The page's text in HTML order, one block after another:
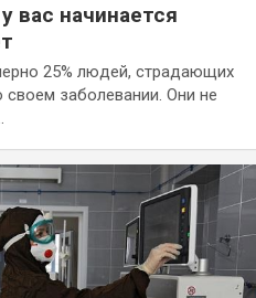
вас начинается
25% людей, страдающих
заболевании. Они не